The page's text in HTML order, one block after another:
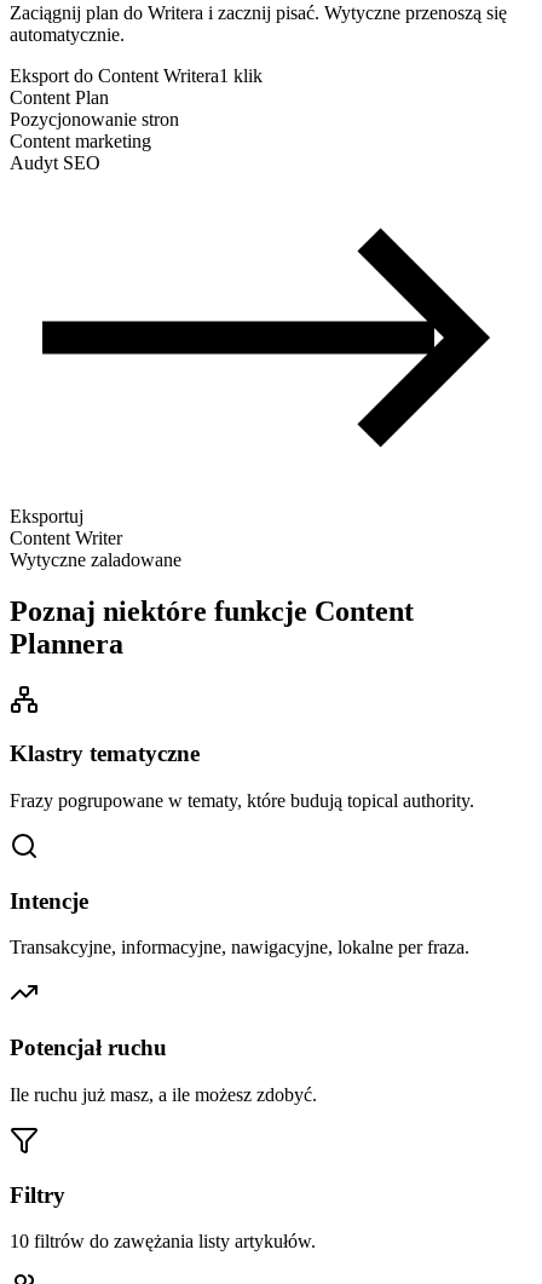
Zaciągnij plan do Writera i zacznij pisać. Wytyczne przenoszą się
automatycznie.
Eksport do Content Writera1 klik
Content Plan
Pozycjonowanie stron
Content marketing
Audyt SEO
Eksportuj
Content Writer
Wytyczne zaladowane
Poznaj niektóre funkcje Content
Plannera
Klastry tematyczne
Frazy pogrupowane w tematy, które budują topical authority.
Intencje
Transakcyjne, informacyjne, nawigacyjne, lokalne per fraza.
Potencjał ruchu
Ile ruchu już masz, a ile możesz zdobyć.
Filtry
10 filtrów do zawężania listy artykułów.